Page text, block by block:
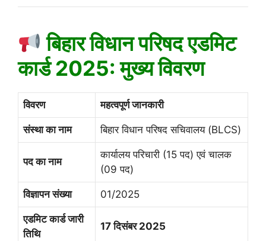
बिहार विधान परिषद एडमिट
कार्ड 2025: मुख्य विवरण
विवरण महत्वपूर्ण जानकारी
संस्था का नाम बिहार विधान परिषद सचिवालय (BLCS)
पद का नाम
कार्यालय परिचारी (15 पद) एवं चालक
(09 पद)
विज्ञापन संख्या 01/2025
एडमिट कार्ड जारी
तिथि
17 दिसंबर 2025